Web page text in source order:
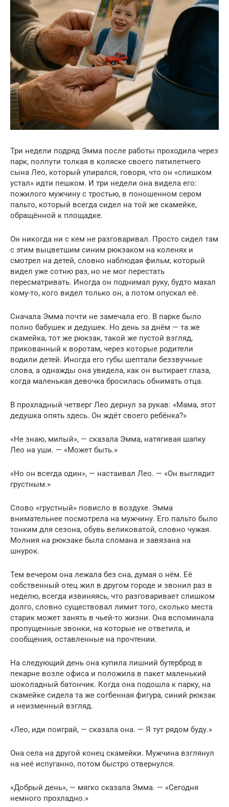
Три недели подряд Эмма после работы проходила через
парк, полпути толкая в коляске своего пятилетнего
сына Лео, который упирался, говоря, что он «слишком
устал» идти пешком. И три недели она видела его:
пожилого мужчину с тростью, в поношенном сером
пальто, который всегда сидел на той же скамейке,
обращённой к площадке.
Он никогда ни с кем не разговаривал. Просто сидел там
с этим выцветшим синим рюкзаком на коленях и
смотрел на детей, словно наблюдая фильм, который
видел уже сотню раз, но не мог перестать
пересматривать. Иногда он поднимал руку, будто махал
кому-то, кого видел только он, а потом опускал её.
Сначала Эмма почти не замечала его. В парке было
полно бабушек и дедушек. Но день за днём — та же
скамейка, тот же рюкзак, такой же пустой взгляд,
прикованный к воротам, через которые родители
водили детей. Иногда его губы шептали беззвучные
слова, а однажды она увидела, как он вытирает глаза,
когда маленькая девочка бросилась обнимать отца.
В прохладный четверг Лео дернул за рукав: «Мама, этот
дедушка опять здесь. Он ждёт своего ребёнка?»
«Не знаю, милый», — сказала Эмма, натягивая шапку
Лео на уши. — «Может быть.»
«Но он всегда один», — настаивал Лео. — «Он выглядит
грустным.»
Слово «грустный» повисло в воздухе. Эмма
внимательнее посмотрела на мужчину. Его пальто было
тонким для сезона, обувь великоватой, словно чужая.
Молния на рюкзаке была сломана и завязана на
шнурок.
Тем вечером она лежала без сна, думая о нём. Её
собственный отец жил в другом городе и звонил раз в
неделю, всегда извиняясь, что разговаривает слишком
долго, словно существовал лимит того, сколько места
старик может занять в чьей-то жизни. Она вспоминала
пропущенные звонки, на которые не ответила, и
сообщения, оставленные на прочтении.
На следующий день она купила лишний бутерброд в
пекарне возле офиса и положила в пакет маленький
шоколадный батончик. Когда она подошла к парку, на
скамейке сидела та же согбенная фигура, синий рюкзак
и неизменный взгляд.
«Лео, иди поиграй, — сказала она. — Я тут рядом буду.»
Она села на другой конец скамейки. Мужчина взглянул
на неё испуганно, потом быстро отвернулся.
«Добрый день», — мягко сказала Эмма. — «Сегодня
немного прохладно.»